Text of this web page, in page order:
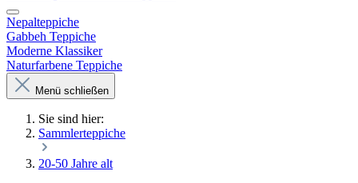
Nepalteppiche
Gabbeh Teppiche
Moderne Klassiker
Naturfarbene Teppiche
Menü schließen
Sie sind hier:
Sammlerteppiche
20-50 Jahre alt